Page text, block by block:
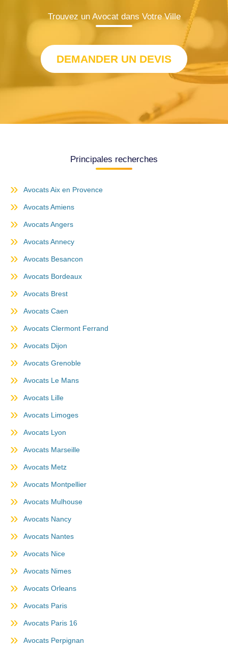
Trouvez un Avocat dans Votre Ville
DEMANDER UN DEVIS
Principales recherches
Avocats Aix en Provence
Avocats Amiens
Avocats Angers
Avocats Annecy
Avocats Besancon
Avocats Bordeaux
Avocats Brest
Avocats Caen
Avocats Clermont Ferrand
Avocats Dijon
Avocats Grenoble
Avocats Le Mans
Avocats Lille
Avocats Limoges
Avocats Lyon
Avocats Marseille
Avocats Metz
Avocats Montpellier
Avocats Mulhouse
Avocats Nancy
Avocats Nantes
Avocats Nice
Avocats Nimes
Avocats Orleans
Avocats Paris
Avocats Paris 16
Avocats Perpignan